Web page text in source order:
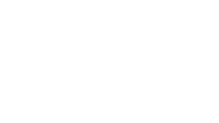
/ Женские / Унисекс
гарантия 2 года